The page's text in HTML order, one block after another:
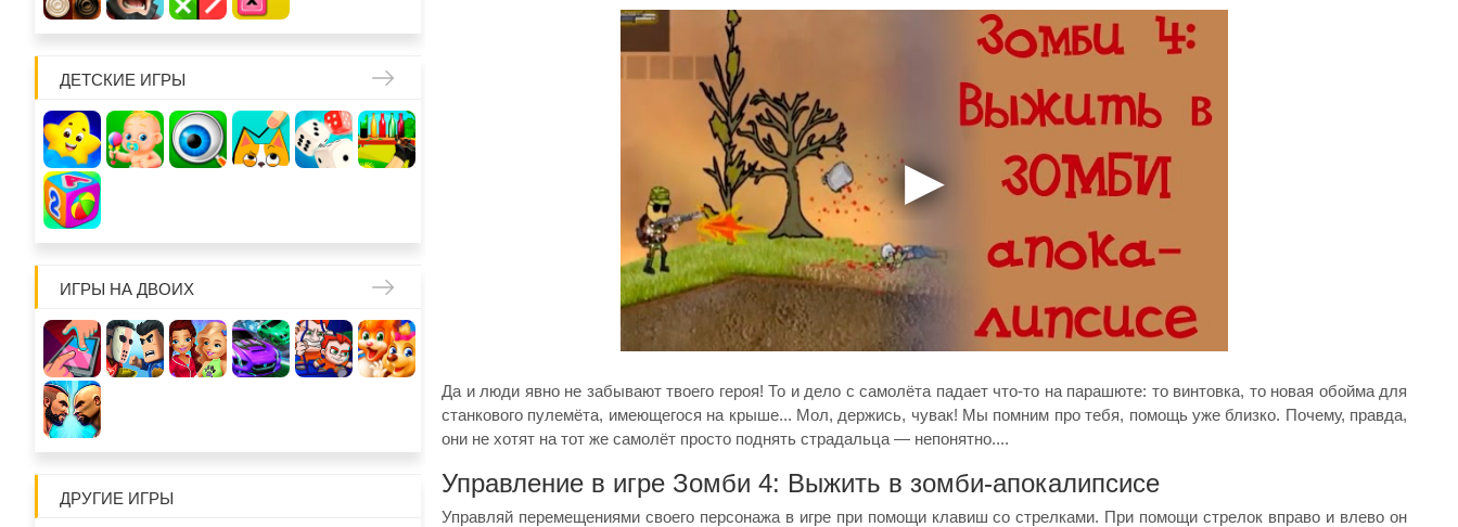
ДЕТСКИЕ ИГРЫ
ИГРЫ НА ДВОИХ
ДРУГИЕ ИГРЫ
Да и люди явно не забывают твоего героя! То и дело с самолёта падает что-то на парашюте: то винтовка, то новая обойма для
станкового пулемёта, имеющегося на крыше... Мол, держись, чувак! Мы помним про тебя, помощь уже близко. Почему, правда,
они не хотят на тот же самолёт просто поднять страдальца — непонятно....
Управление в игре Зомби 4: Выжить в зомби-апокалипсисе
Управляй перемещениями своего персонажа в игре при помощи клавиш со стрелками. При помощи стрелок вправо и влево он